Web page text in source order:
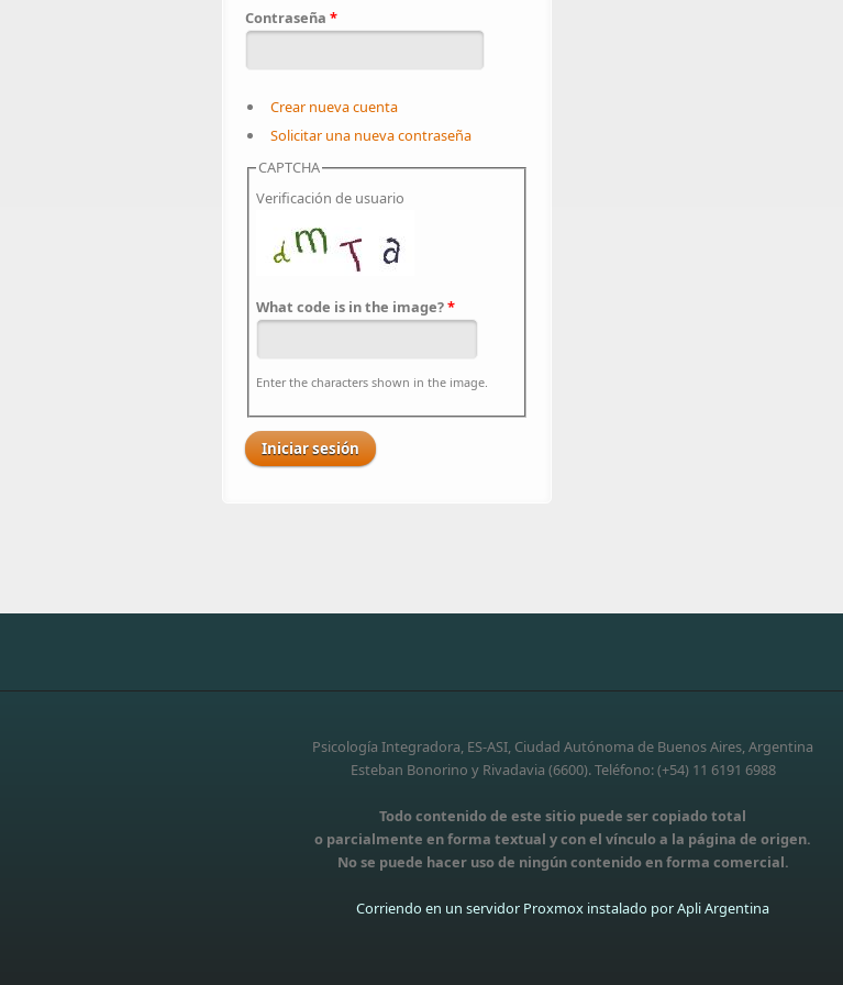
Contraseña *
Crear nueva cuenta
Solicitar una nueva contraseña
CAPTCHA
Verificación de usuario
What code is in the image?*
Enter the characters shown in the image.
Psicología Integradora, ES-ASI, Ciudad Autónoma de Buenos Aires, Argentina
Esteban Bonorino y Rivadavia (6600). Teléfono: (+54) 11 6191 6988
Todo contenido de este sitio puede ser copiado total
o parcialmente en forma textual y con el vínculo a la página de origen.
No se puede hacer uso de ningún contenido en forma comercial.
Corriendo en un servidor Proxmox instalado por Apli Argentina